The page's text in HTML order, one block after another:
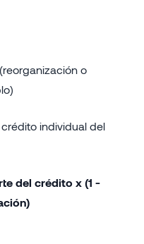
o
individual del
del crédito x (1 -